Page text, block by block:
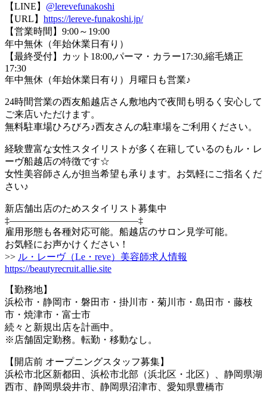
【LINE】 @lerevefunakoshi
【URL】 https://lereve-funakoshi.jp/
【営業時間】9:00～19:00
年中無休（年始休業日有り）
【最終受付】カット18:00,パーマ・カラー17:30,縮毛矯正
17:30
年中無休（年始休業日有り）月曜日も営業♪
24時間営業の西友船越店さん敷地内で夜間も明るく安心して
ご来店いただけます。
無料駐車場ひろびろ♪西友さんの駐車場をご利用ください。
経験豊富な女性スタイリストが多く在籍しているのもル・レ
ーヴ船越店の特徴です☆
女性美容師さんが担当希望も承ります。お気軽にご指名くだ
さい♪
新店舗出店のためスタイリスト募集中
‡—————————————–‡
雇用形態も各種対応可能。船越店のサロン見学可能。
お気軽にお声かけください！
>> ル・レーヴ（Le・reve）美容師求人情報
https://beautyrecruit.allie.site
【勤務地】
浜松市・静岡市・磐田市・掛川市・菊川市・島田市・藤枝
市・焼津市・富士市
続々と新規出店を計画中。
※店舗固定勤務。転勤・移動なし。
【開店前 オープニングスタッフ募集】
浜松市北区新都田、浜松市北部（浜北区・北区）、静岡県湖
西市、静岡県袋井市、静岡県沼津市、愛知県豊橋市